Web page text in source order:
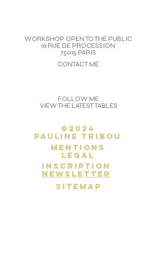
WORKSHOP OPEN TO THE PUBLIC
16 RUE DE PROCESSION
75015 PARIS
CONTACT ME
FOLLOW ME
VIEW THE LATEST TABLES
©2024
Pauline Tribou
Mentions
legal
inscription
newsletter
SITEMAP